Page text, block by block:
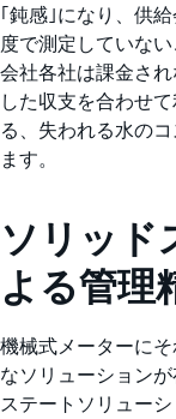
｢鈍感｣になり、供
度で測定していな
会社各社は課金さ
した収支を合わせ
る、失われる水の
ます。
ソリッド
よる管理
機械式メーターに
なソリューション
ステートソリュー